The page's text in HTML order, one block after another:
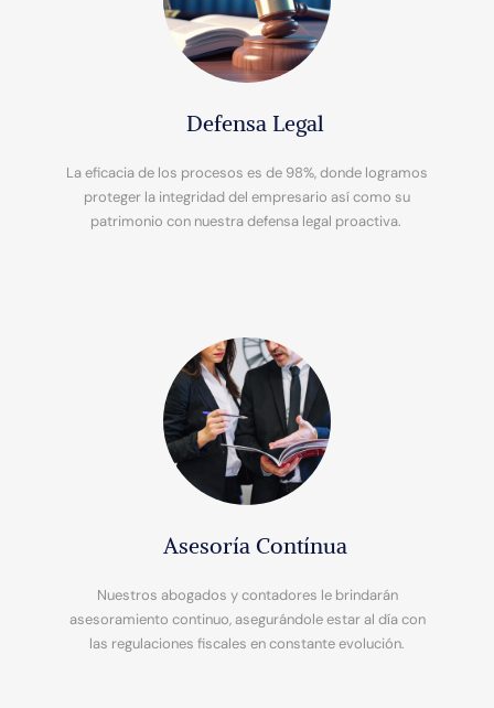
Defensa Legal
La eficacia de los procesos es de 98%, donde logramos
proteger la integridad del empresario así como su
patrimonio con nuestra defensa legal proactiva.
Asesoría Contínua
Nuestros abogados y contadores le brindarán
asesoramiento continuo, asegurándole estar al día con
las regulaciones fiscales en constante evolución.